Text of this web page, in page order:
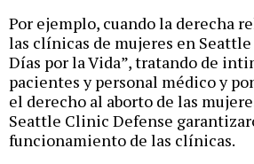
Por ejemplo, cuando la derecha
las clínicas de mujeres en Seattle
Días por la Vida”, tratando de
pacientes y personal médico y
el derecho al aborto de las
Seattle Clinic Defense
funcionamiento de las clínicas.